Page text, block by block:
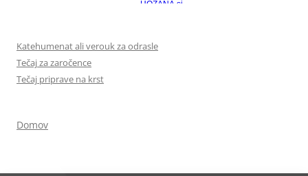
Katehumenat ali verouk za odrasle
Tečaj za zaročence
Tečaj priprave na krst
Domov